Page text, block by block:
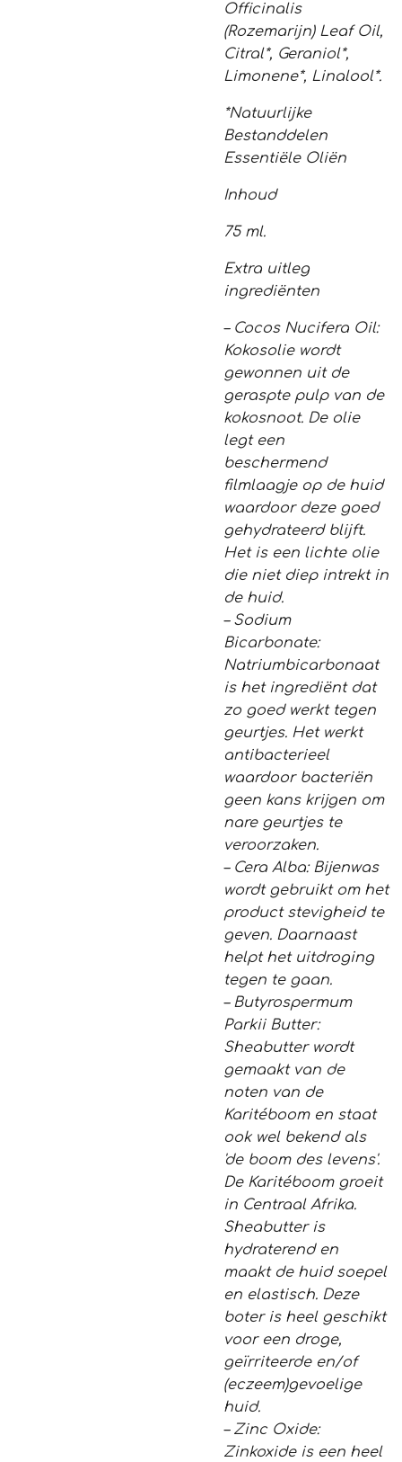
Officinalis
(Rozemarijn) Leaf Oil,
Citral*, Geraniol*,
Limonene*, Linalool*.
*Natuurlijke
Bestanddelen
Essentiële Oliën
Inhoud
75 ml.
Extra uitleg
ingrediënten
– Cocos Nucifera Oil:
Kokosolie wordt
gewonnen uit de
geraspte pulp van de
kokosnoot. De olie
legt een
beschermend
filmlaagje op de huid
waardoor deze goed
gehydrateerd blijft.
Het is een lichte olie
die niet diep intrekt in
de huid.
– Sodium
Bicarbonate:
Natriumbicarbonaat
is het ingrediënt dat
zo goed werkt tegen
geurtjes. Het werkt
antibacterieel
waardoor bacteriën
geen kans krijgen om
nare geurtjes te
veroorzaken.
– Cera Alba: Bijenwas
wordt gebruikt om het
product stevigheid te
geven. Daarnaast
helpt het uitdroging
tegen te gaan.
– Butyrospermum
Parkii Butter:
Sheabutter wordt
gemaakt van de
noten van de
Karitéboom en staat
ook wel bekend als
'de boom des levens'.
De Karitéboom groeit
in Centraal Afrika.
Sheabutter is
hydraterend en
maakt de huid soepel
en elastisch. Deze
boter is heel geschikt
voor een droge,
geïrriteerde en/of
(eczeem)gevoelige
huid.
– Zinc Oxide:
Zinkoxide is een heel